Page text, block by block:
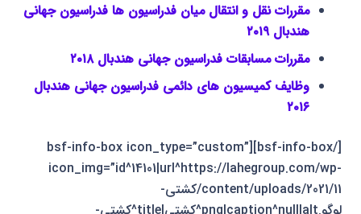
مقررات نقل و انتقال میان فدراسیون ها فدراسیون جهانی
هندبال ۲۰۱۹
مقررات مسابقات فدراسیون جهانی هندبال ۲۰۱۸
وظایف کمیسیون های دائمی فدراسیون جهانی هندبال
۲۰۱۶
[/bsf-info-box][bsf-info-box icon_type=”custom”
icon_img=”id^14101|url^https://lahegroup.com/wp-
content/uploads/2021/11/کشتی-